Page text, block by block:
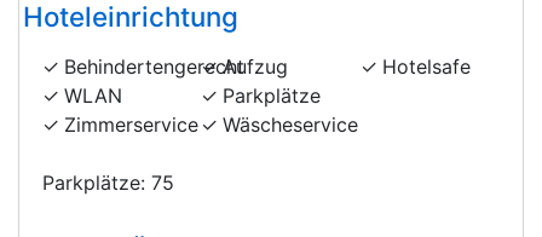
Hoteleinrichtung
Behindertengerecht
WLAN
Zimmerservice
Aufzug
Parkplätze
Wäscheservice
Hotelsafe
Parkplätze: 75